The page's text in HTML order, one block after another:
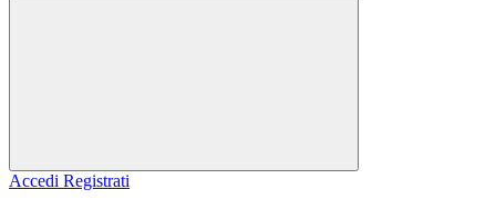
Accedi Registrati